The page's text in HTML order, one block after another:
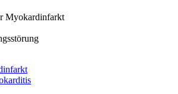
Myokardinfarkt